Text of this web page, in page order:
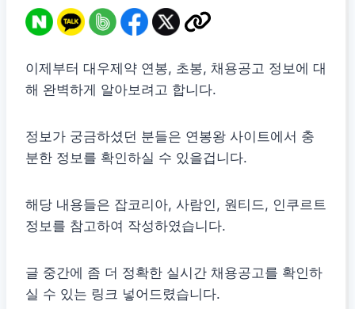
이제부터 대우제약 연봉, 초봉, 채용공고 정보에 대
해 완벽하게 알아보려고 합니다.
정보가 궁금하셨던 분들은 연봉왕 사이트에서 충
분한 정보를 확인하실 수 있을겁니다.
해당 내용들은 잡코리아, 사람인, 원티드, 인쿠르트
정보를 참고하여 작성하였습니다.
글 중간에 좀 더 정확한 실시간 채용공고를 확인하
실 수 있는 링크 넣어드렸습니다.